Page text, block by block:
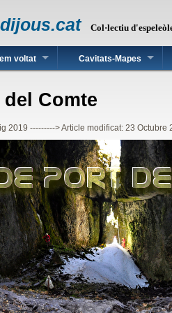
Col·lectiu
voltat Cavitats-Mapes
Comte
2019 ---------> Article modificat: 23 Octubre